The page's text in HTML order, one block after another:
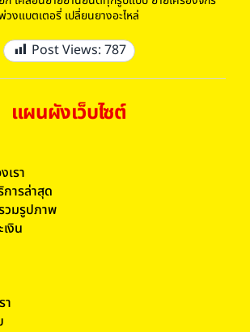
วงแบตเตอรี่ เปลี่ยนยางอะไหล่
Post Views: 787
แผนผังเว็บไซต์
เรา
ารล่าสุด
วมรูปภาพ
งิน
า